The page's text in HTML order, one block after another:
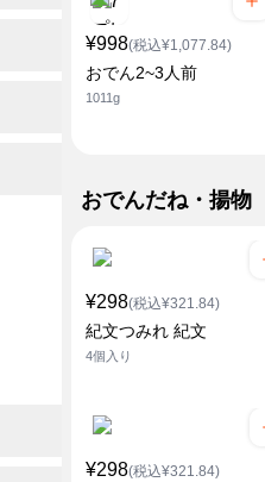
¥998(税込¥1,077.84)
おでん2~3人前
1011g
おでんだね・揚物
¥298(税込¥321.84)
紀文つみれ 紀文
4個入り
¥298(税込¥321.84)